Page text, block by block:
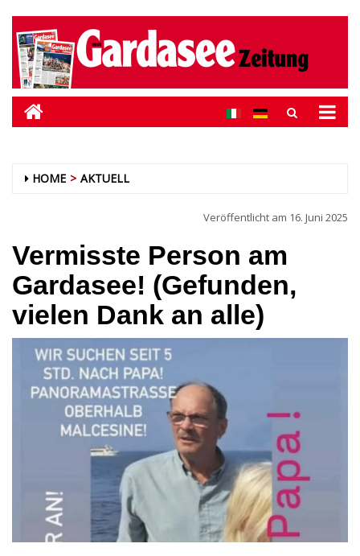
HOME AKTUELL
Veröffentlicht am 16. Juni 2025
Vermisste Person am
Gardasee! (Gefunden,
vielen Dank an alle)